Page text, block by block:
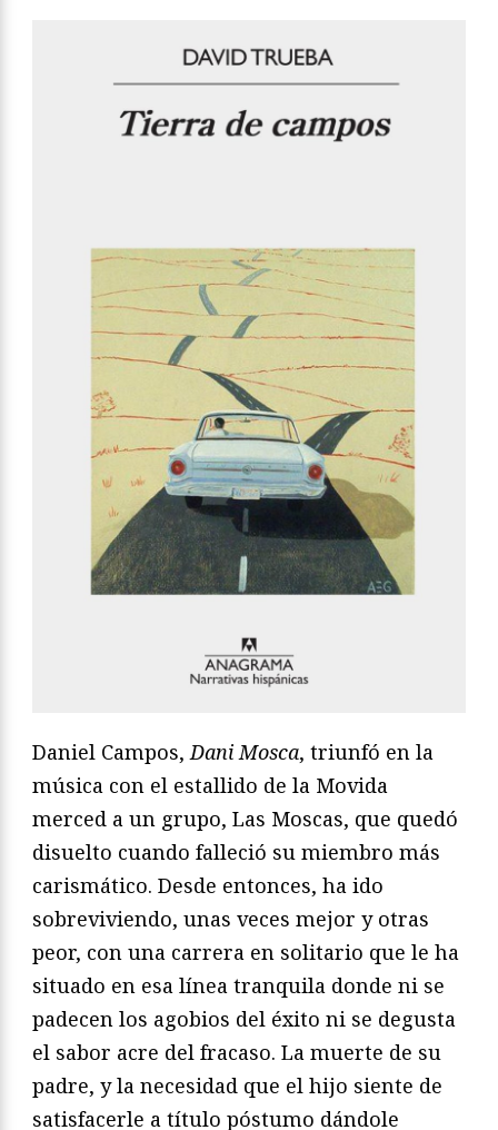
Daniel Campos,Dani Mosca, triunfó en la
música con el estallido de la Movida
merced a un grupo, Las Moscas, que quedó
disuelto cuando falleció su miembro más
carismático. Desde entonces, ha ido
sobreviviendo, unas veces mejor y otras
peor, con una carrera en solitario que le ha
situado en esa línea tranquila donde ni se
padecen los agobios del éxito ni se degusta
el sabor acre del fracaso. La muerte de su
padre, y la necesidad que el hijo siente de
satisfacerle a título póstumo dándole